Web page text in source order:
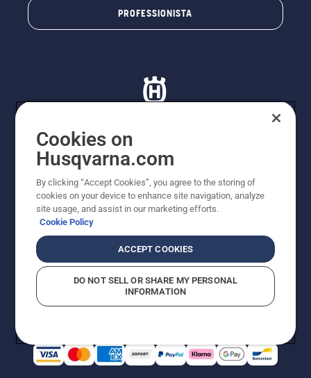
PROFESSIONISTA
© Husqvarna AB (publ). Tutti i diritti riservati. I prezzi
Husqvarna Schweiz AG per i rivenditori specializzati
aderenti all’iniziativa, prezzi in CHF comprensivi di IVA
all’ 8,1% e TRA. Con riserva di modifica. Tutti i prezzi
indicati sono prezzi al dettaglio consigliati (IVA inclusa),
a meno che il prodotto non sia disponibile per l'acquisto
Informativa sui cookieTermini di utilizzo
Informativa sulla privacyRiferimentiCGVF Negozio online
Segnalazione di presunte violazioni
Cookies on
Husqvarna.com
By clicking “Accept Cookies”, you agree to the storing of
cookies on your device to enhance site navigation, analyze
site usage, and assist in our marketing efforts.
Cookie Policy
ACCEPT COOKIES
DO NOT SELL OR SHARE MY PERSONAL
INFORMATION